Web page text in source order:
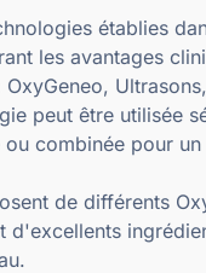
établies
les avantages
peut être utilisée
combinée pour
de différents
d'excellents